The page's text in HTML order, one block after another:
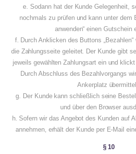
e. Sodann hat der Kunde Gelegenheit,
nochmals zu prüfen und kann unter dem
anwenden“ einen Gutschein
f. Durch Anklicken des Buttons
die Zahlungsseite geleitet. Der Kunde gibt
jeweils gewählten Zahlungsart ein und
Durch Abschluss des Bezahlvorgangs
Ankerplatz
g. Der Kunde kann schließlich seine
und über den Browser
h. Sofern wir das Angebot des Kunden auf
annehmen, erhält der Kunde per E-Mail
§ 10